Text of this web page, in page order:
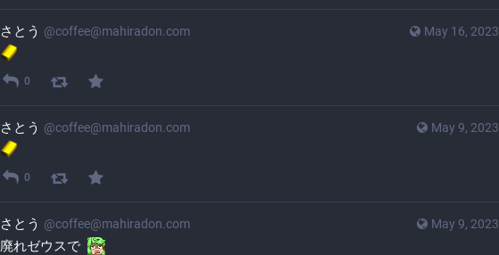
May 16, 2023
さとう @coffee@mahiradon.com
0
May 9, 2023
さとう @coffee@mahiradon.com
0
May 9, 2023
さとう @coffee@mahiradon.com
廃れゼウスで